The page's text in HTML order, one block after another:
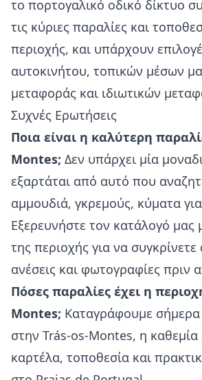
το πορτογαλικό οδικό δίκτυο
τις κύριες παραλίες και
περιοχής, και υπάρχουν
αυτοκινήτου, τοπικών μέσων
μεταφοράς και ιδιωτικών
Συχνές Ερωτήσεις
Ποια είναι η καλύτερη
Montes; Δεν υπάρχει μία
εξαρτάται από αυτό που
αμμουδιά, γκρεμούς, κύματα
Εξερευνήστε τον κατάλογό μας
της περιοχής για να συγκρίνετε
ανέσεις και φωτογραφίες πριν
Πόσες παραλίες έχει η
Montes; Καταγράφουμε σήμερα
στην Trás-os-Montes, η καθεμία
καρτέλα, τοποθεσία και